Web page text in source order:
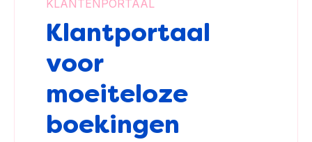
KLANTENPORTAAL
Klantportaal
voor
moeiteloze
boekingen